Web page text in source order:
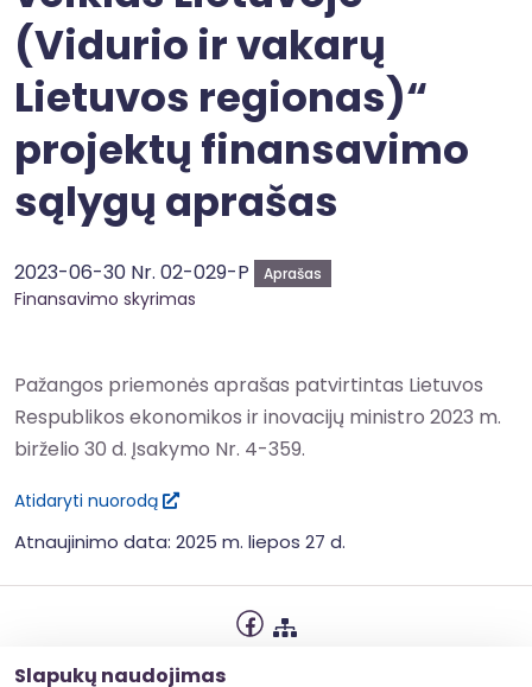
Slapukų naudojimas
(Vidurio ir vakarų
Lietuvos regionas)“
projektų finansavimo
sąlygų aprašas
2023-06-30 Nr. 02-029-P Aprašas
Finansavimo skyrimas
Pažangos priemonės aprašas patvirtintas Lietuvos
Respublikos ekonomikos ir inovacijų ministro 2023 m.
birželio 30 d. Įsakymo Nr. 4-359.
Atidaryti nuorodą
Atnaujinimo data: 2025 m. liepos 27 d.